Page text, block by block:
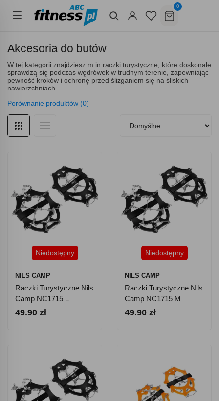
0
Akcesoria do butów
W tej kategorii znajdziesz m.in raczki turystyczne, które doskonale
sprawdzą się podczas wędrówek w trudnym terenie, zapewniając
pewność kroków i ochronę przed ślizganiem się na śliskich
nawierzchniach.
Porównanie produktów (0)
Niedostępny
NILS CAMP
Raczki Turystyczne Nils
Camp NC1715 L
49.90 zł
Niedostępny
NILS CAMP
Raczki Turystyczne Nils
Camp NC1715 M
49.90 zł